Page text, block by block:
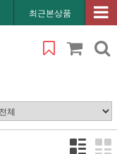
최근본상품